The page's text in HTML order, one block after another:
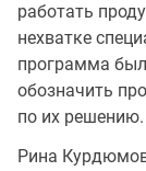
работать
нехватке
программа
обозначить
по их решению.
Рина